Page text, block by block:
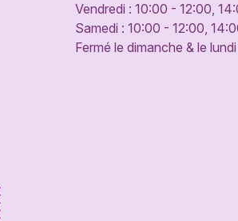
Vendredi : 10:00 - 12:00,
Samedi : 10:00 - 12:00,
Fermé le dimanche & le lundi